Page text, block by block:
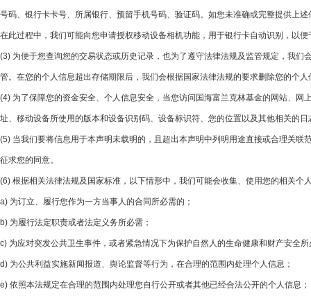
号码、银行卡卡号、所属银行、预留手机号码、验证码。如您未准确或完整提供上
在此过程中，我们可能向您申请授权移动设备相机功能，用于银行卡自动识别，以
(3) 为便于您查询您的交易状态或历史记录，也为了遵守法律法规及监管规定，我
管。在您的个人信息超出存储期限后，我们会根据国家法律法规的要求删除您的个
(4) 为了保障您的资金安全、个人信息安全，当您访问国海富兰克林基金的网站、
址、移动设备所使用的版本和设备识别码、设备标识符、您的位置以及其他相关的日
(5) 当我们要将信息用于本声明未载明的，且超出本声明中列明用途直接或合理关
征求您的同意。
(6) 根据相关法律法规及国家标准，以下情形中，我们可能会收集、使用您的相关个
a) 为订立、履行您作为一方当事人的合同所必需的；
b) 为履行法定职责或者法定义务所必需；
c) 为应对突发公共卫生事件，或者紧急情况下为保护自然人的生命健康和财产安全所
d) 为公共利益实施新闻报道、舆论监督等行为，在合理的范围内处理个人信息；
e) 依照本法规定在合理的范围内处理您自行公开或者其他已经合法公开的个人信息；